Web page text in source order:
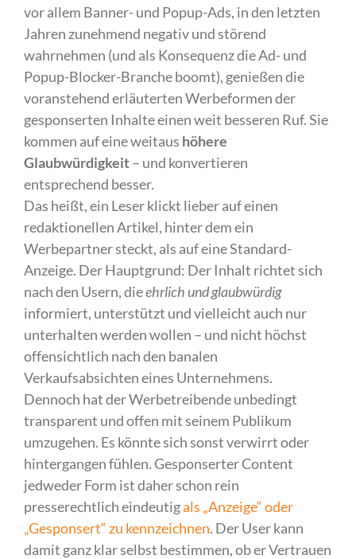
vor allem Banner- und Popup-Ads, in den letzten
Jahren zunehmend negativ und störend
wahrnehmen (und als Konsequenz die Ad- und
Popup-Blocker-Branche boomt), genießen die
voranstehend erläuterten Werbeformen der
gesponserten Inhalte einen weit besseren Ruf. Sie
kommen auf eine weitaus höhere
Glaubwürdigkeit– und konvertieren
entsprechend besser.
Das heißt, ein Leser klickt lieber auf einen
redaktionellen Artikel, hinter dem ein
Werbepartner steckt, als auf eine Standard-
Anzeige. Der Hauptgrund: Der Inhalt richtet sich
nach den Usern, dieehrlich und glaubwürdig
informiert, unterstützt und vielleicht auch nur
unterhalten werden wollen – und nicht höchst
offensichtlich nach den banalen
Verkaufsabsichten eines Unternehmens.
Dennoch hat der Werbetreibende unbedingt
transparent und offen mit seinem Publikum
umzugehen. Es könnte sich sonst verwirrt oder
hintergangen fühlen. Gesponserter Content
jedweder Form ist daher schon rein
presserechtlich eindeutigals „Anzeige“ oder
„Gesponsert“ zu kennzeichnen. Der User kann
damit ganz klar selbst bestimmen, ob er Vertrauen